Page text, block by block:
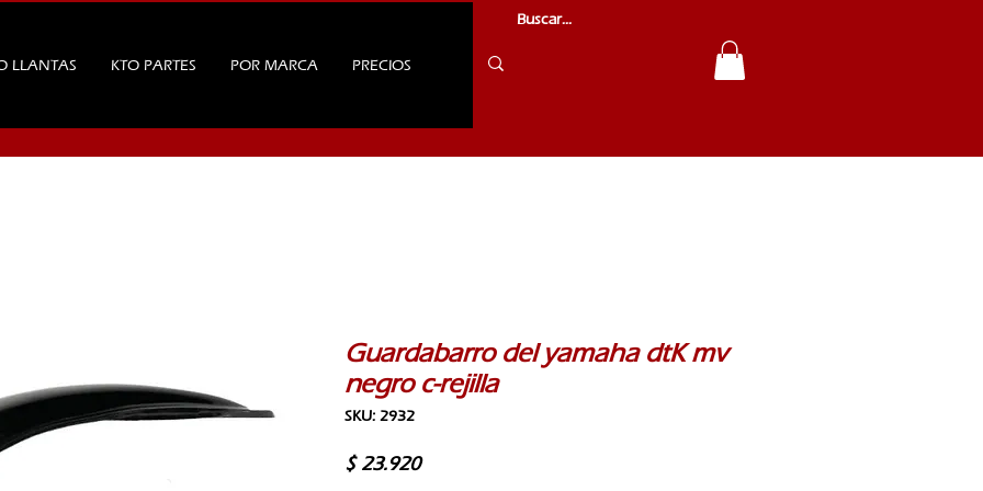
LLANTAS KTO PARTES POR MARCA PRECIOS
Guardabarro del yamaha dtK mv
negro c-rejilla
SKU: 2932
$ 23.920Precio